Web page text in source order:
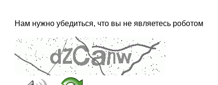
Нам нужно убедиться, что вы не являетесь роботом